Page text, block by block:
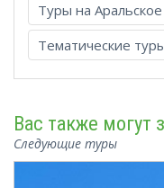
Туры на
Тематические
Вас также могут
Следующие туры